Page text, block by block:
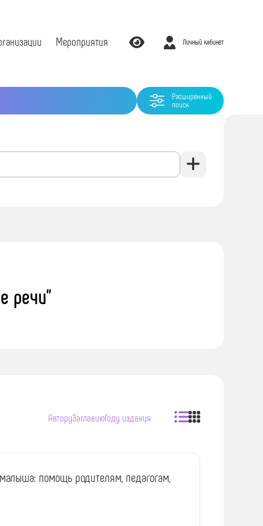
Мероприятия Личный кабинет
Расширенный
поиск
речи"
АвторуЗаглавиюГоду издания
помощь родителям, педагогам,